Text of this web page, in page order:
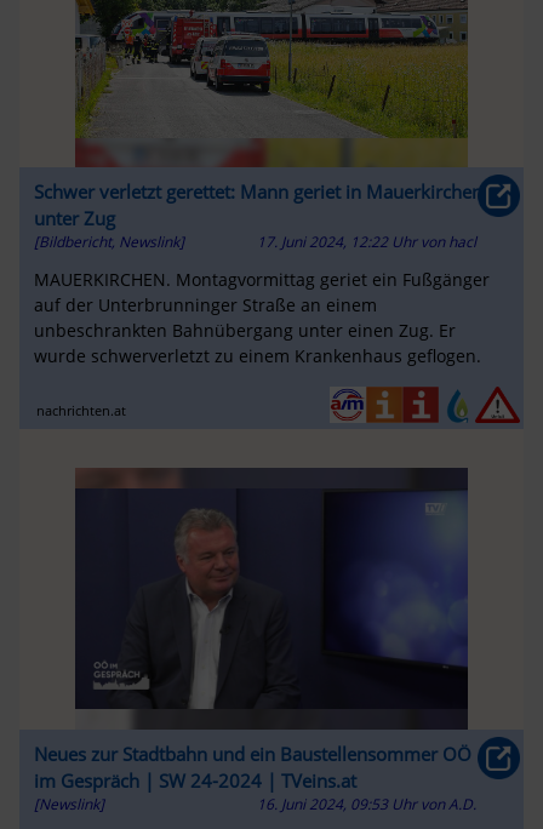
Schwer verletzt gerettet: Mann geriet in Mauerkirchen
unter Zug
[Bildbericht, Newslink] 17. Juni 2024, 12:22 Uhr vonhacl
MAUERKIRCHEN. Montagvormittag geriet ein Fußgänger
auf der Unterbrunninger Straße an einem
unbeschrankten Bahnübergang unter einen Zug. Er
wurde schwerverletzt zu einem Krankenhaus geflogen.
nachrichten.at
Neues zur Stadtbahn und ein Baustellensommer OÖ
im Gespräch | SW 24-2024 | TVeins.at
[Newslink] 16. Juni 2024, 09:53 Uhr vonA.D.